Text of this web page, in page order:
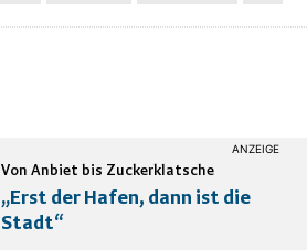
Von Anbiet bis Zuckerklatsche
„Erst der Hafen, dann ist die
Stadt“